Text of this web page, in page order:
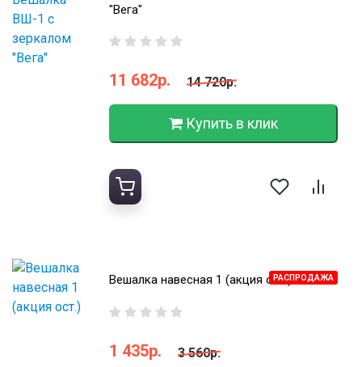
"Вега"
11 682р. 14 720р.
Купить в клик
РАСПРОДАЖА
Вешалка навесная 1 (акция ост.)
1 435р. 3 560р.